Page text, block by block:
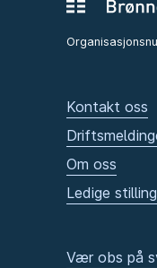
Kontakt oss
Om oss
Ledige
Vær obs på